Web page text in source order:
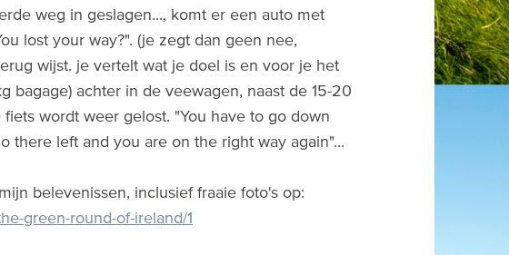
weg in geslagen..., komt er een auto met
lost your way?". (je zegt dan geen nee,
wijst. je vertelt wat je doel is en voor je het
bagage) achter in de veewagen, naast de 15-20
wordt weer gelost. "You have to go down
there left and you are on the right way again"...
belevenissen, inclusief fraaie foto's op:
green-round-of-ireland/1